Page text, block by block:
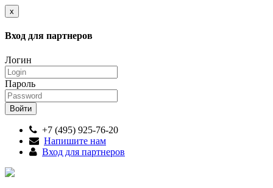
x
Вход для партнеров
Логин
Пароль
+7 (495) 925-76-20
Напишите нам
Вход для партнеров